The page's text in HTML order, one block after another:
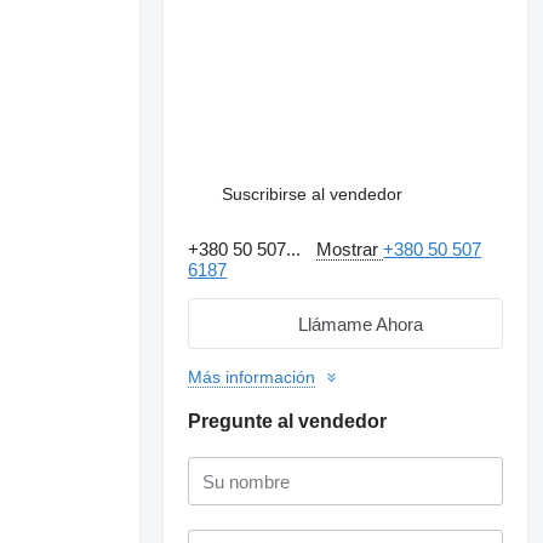
Suscribirse al vendedor
+380 50 507... Mostrar+380 50 507
6187
Llámame Ahora
Más información
Pregunte al vendedor